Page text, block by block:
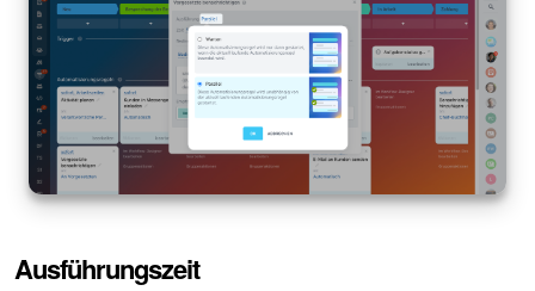
Einstellungen
Bitrix24 Messenger
Allgemeine Fragen
On-Premise Version
KOSTENFREI STARTEN
Ausführungszeit